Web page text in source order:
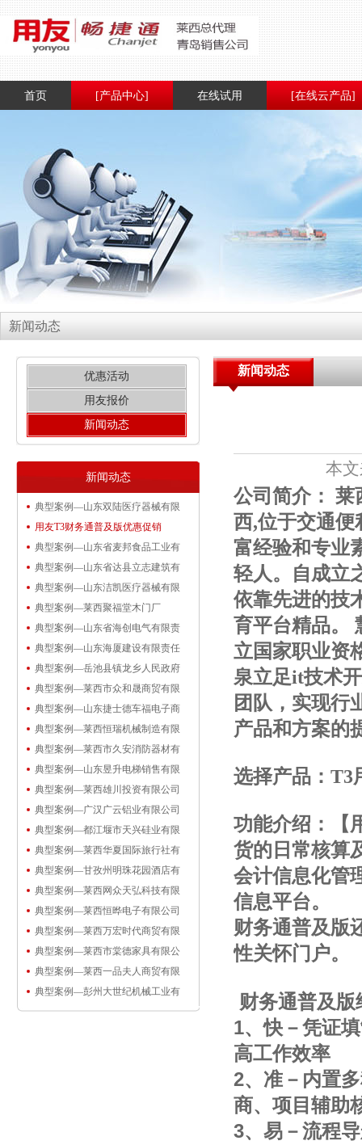
首页 [产品中心] 在线试用 [在线云产品]
新闻动态
优惠活动
用友报价
新闻动态
新闻动态
典型案例—山东双陆医疗器械有限
用友T3财务通普及版优惠促销
典型案例—山东省麦邦食品工业有
典型案例—山东省达县立志建筑有
典型案例—山东洁凯医疗器械有限
典型案例—莱西聚福堂木门厂
典型案例—山东省海创电气有限责
典型案例—山东海厦建设有限责任
典型案例—岳池县镇龙乡人民政府
典型案例—莱西市众和晟商贸有限
典型案例—山东捷士德车福电子商
典型案例—莱西恒瑞机械制造有限
典型案例—莱西市久安消防器材有
典型案例—山东昱升电梯销售有限
典型案例—莱西雄川投资有限公司
典型案例—广汉广云铝业有限公司
典型案例—都江堰市天兴硅业有限
典型案例—莱西华夏国际旅行社有
典型案例—甘孜州明珠花园酒店有
典型案例—莱西网众天弘科技有限
典型案例—莱西恒晔电子有限公司
典型案例—莱西万宏时代商贸有限
典型案例—莱西市棠德家具有限公
典型案例—莱西一品夫人商贸有限
典型案例—彭州大世纪机械工业有
新闻动态
本
公司简介： 莱
西,位于交通便
富经验和专业
轻人。自成立
依靠先进的技
育平台精品。
立国家职业资
泉立足it技术
团队，实现行
产品和方案的
选择产品：T3
功能介绍：
货的日常核算
会计信息化管
信息平台。
财务通普及版
性关怀门户。
财务通普及
1、快－凭证
高工作效率
2、准－内置
商、项目辅助
3、易－流程